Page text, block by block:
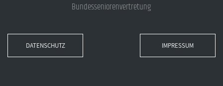
Bundesseniorenvertretung
DATENSCHUTZ IMPRESSUM